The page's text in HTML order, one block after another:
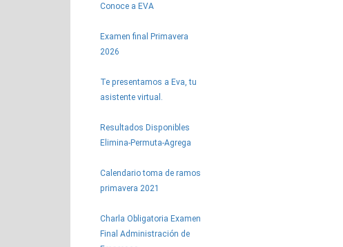
Conoce a EVA
Examen final Primavera
2026
Te presentamos a Eva, tu
asistente virtual.
Resultados Disponibles
Elimina-Permuta-Agrega
Calendario toma de ramos
primavera 2021
Charla Obligatoria Examen
Final Administración de